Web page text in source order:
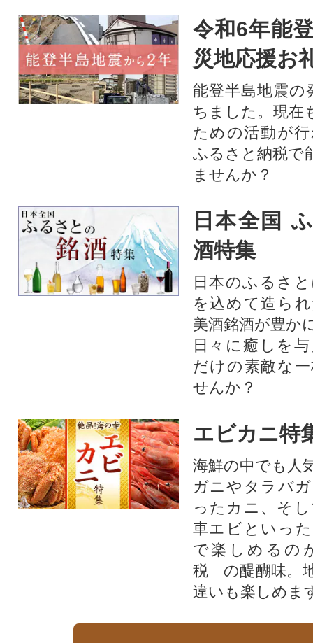
令和6年能
災地応援お
能登半島地震の
ちました。現在
ための活動が
ふるさと納税で
ませんか？
日本全国
酒特集
日本のふるさ
を込めて造ら
美酒銘酒が豊か
日々に癒しを
だけの素敵な
せんか？
エビカニ特
海鮮の中でも人
ガニやタラバ
ったカニ、そ
車エビといっ
で楽しめるの
税」の醍醐味。
違いも楽しめま